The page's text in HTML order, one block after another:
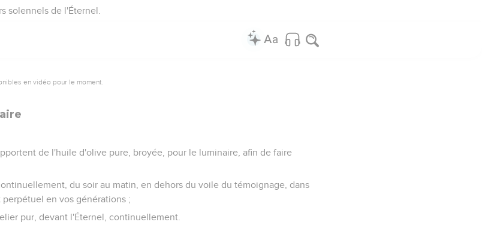
solennels de l'Éternel.
en vidéo pour le moment.
de l'huile d'olive pure, broyée, pour le luminaire, afin de faire
du soir au matin, en dehors du voile du témoignage, dans
en vos générations ;
pur, devant l'Éternel, continuellement.